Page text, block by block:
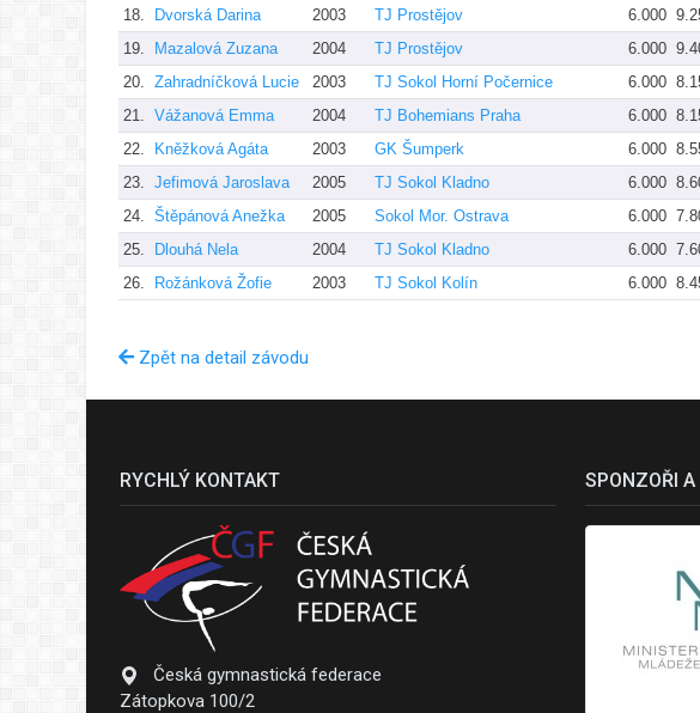
18.
Dvorská Darina 2003 TJ Prostějov 6.000
19.
Mazalová Zuzana 2004 TJ Prostějov 6.000
20.
Zahradníčková Lucie 2003 TJ Sokol Horní Počernice 6.000
21.
Vážanová Emma 2004 TJ Bohemians Praha 6.000
22.
Kněžková Agáta 2003 GK Šumperk 6.000
23.
Jefimová Jaroslava 2005 TJ Sokol Kladno 6.000
24.
Štěpánová Anežka 2005 Sokol Mor. Ostrava 6.000
25.
Dlouhá Nela 2004 TJ Sokol Kladno 6.000
26.
Rožánková Žofie 2003 TJ Sokol Kolín 6.000
Zpět na detail závodu
RYCHLÝ KONTAKT
Česká gymnastická federace
Zátopkova 100/2
SPONZOŘI A